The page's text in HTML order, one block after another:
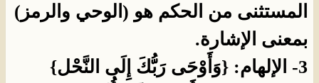
المستثنى من الحكم هو (الوحي والرمز)
بمعنى الإشارة.
3- الإلهام: {وَأَوْحَى رَبُّكَ إِلَى النَّحْل}